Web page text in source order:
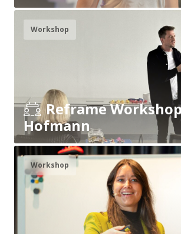
Workshop
Reframe
Hofmann
Workshop